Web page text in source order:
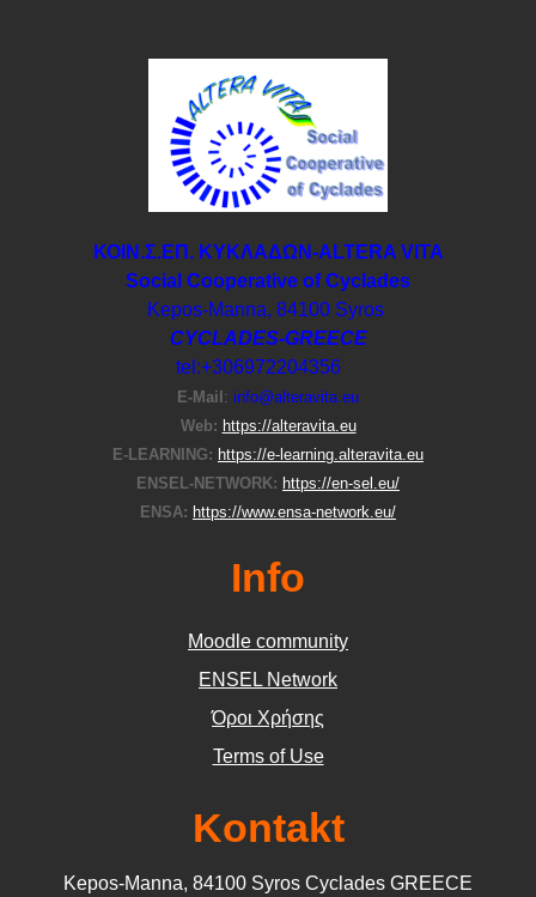
ΚΟΙΝ.Σ.ΕΠ. ΚΥΚΛΑΔΩΝ-ΑLTERA VITA
Social Cooperative of Cyclades
Kepos-Manna, 84100 Syros
CYCLADES-GREECE
tel:+306972204356
E-Μail: info@alteravita.eu
Web: https://alteravita.eu
E-LEARNING: https://e-learning.alteravita.eu
ENSEL-NETWORK: https://en-sel.eu/
ENSA: https://www.ensa-network.eu/
Info
Moodle community
ΕΝSEL Network
Όροι Χρήσης
Terms of Use
Kontakt
Kepos-Manna, 84100 Syros Cyclades GREECE